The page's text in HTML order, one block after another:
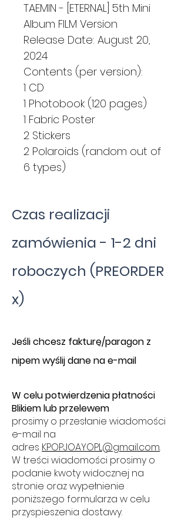
TAEMIN - [ETERNAL] 5th Mini
Album FILM Version
Release Date: August 20,
2024
Contents (per version):
1 CD
1 Photobook (120 pages)
1 Fabric Poster
2 Stickers
2 Polaroids (random out of
6 types)
Czas realizacji
zamówienia - 1-2 dni
roboczych (PREORDER
x)
​Jeśli chcesz fakturę/paragon z
nipem wyślij dane na e-mail
W celu potwierdzenia płatności
Blikiem lub przelewem
prosimy o przesłanie wiadomości
e-mail na
adres KPOPJOAYOPL@gmail.com.
W treści wiadomości prosimy o
podanie kwoty widocznej na
stronie oraz wypełnienie
poniższego formularza w celu
przyspieszenia dostawy.